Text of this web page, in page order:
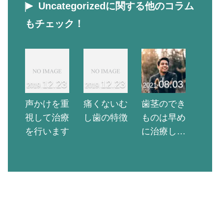
Uncategorizedに関する他のコラム
もチェック！
2019. 12.23
声かけを重
視して治療
を行います
2019. 12.23
痛くないむ
し歯の特徴
2021.08.03
歯茎のでき
ものは早め
に治療しよ
説